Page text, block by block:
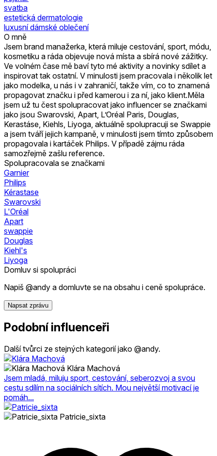
svatba
estetická dermatologie
luxusní dámské oblečení
O mně
Jsem brand manažerka, která miluje cestování, sport, módu,
kosmetiku a ráda objevuje nová místa a sbírá nové zážitky.
Ve volném čase mě baví tyto mé aktivity a novinky sdílet a
inspirovat tak ostatní. V minulosti jsem pracovala i několik let
jako modelka, u nás i v zahraničí, takže vím, co to znamená
propagovat značku i před kamerou i za ní, jako klient.Měla
jsem už tu čest spolupracovat jako influencer se značkami
jako jsou Swarovski, Apart, L’Oréal Paris, Douglas,
Kerastáse, Kiehls, Liyoga, aktuálně spolupracuji se Swappie
a jsem tváří jejich kampaně, v minulosti jsem tímto způsobem
propagovala i kartáček Philips. V případě zájmu ráda
samozřejmě zašlu reference.
Spolupracovala se značkami
Garnier
Philips
Kérastase
Swarovski
L'Oréal
Apart
swappie
Douglas
Kiehl's
Liyoga
Domluv si spolupráci
Napiš @andy a domluvte se na obsahu i ceně spolupráce.
Napsat zprávu
Podobní influenceři
Další tvůrci ze stejných kategorií jako @andy.
Klára Machová
Jsem mladá, miluju sport, cestování, seberozvoj a svou
cestu sdílím na sociálních sítích. Mou největší motivací je
pomáh...
Patricie_sixta